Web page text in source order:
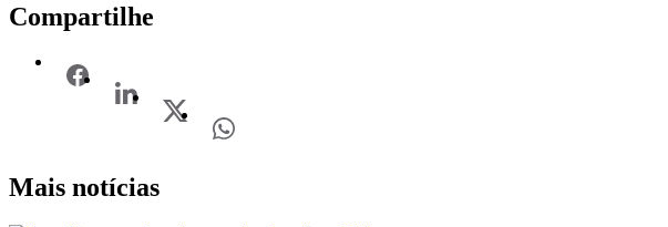
Compartilhe
Mais notícias